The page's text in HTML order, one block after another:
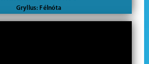
Gryllus: Félnóta